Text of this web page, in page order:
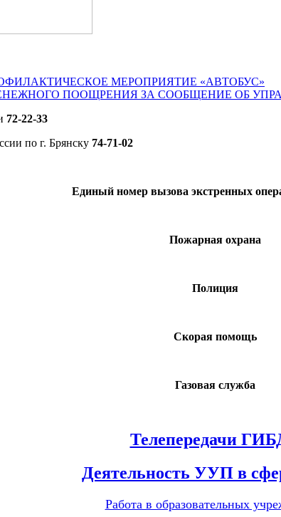
МЕРОПРИЯТИЕ «АВТОБУС»
ПООЩРЕНИЯ ЗА СООБЩЕНИЕ ОБ
72-22-33
по г. Брянску 74-71-02
Единый номер вызова экстренных
Пожарная охрана
Полиция
Скорая помощь
Газовая служба
Телепередачи
Деятельность УУП в
Работа в образовательных